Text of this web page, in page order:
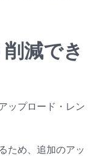
減でき
ップロード・レン
ため、追加のアッ